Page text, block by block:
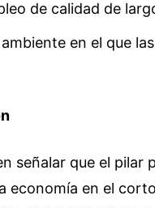
de calidad de
en el que
señalar que el pilar
economía en el